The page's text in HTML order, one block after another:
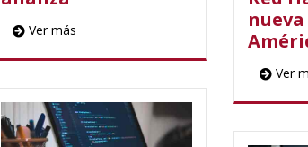
Ver más
nueva
Ver